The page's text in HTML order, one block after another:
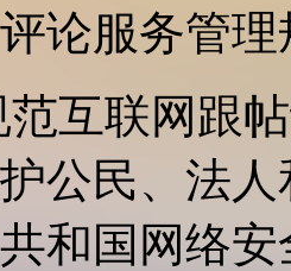
论服务管理
互联网跟
公民、法
共和国网络